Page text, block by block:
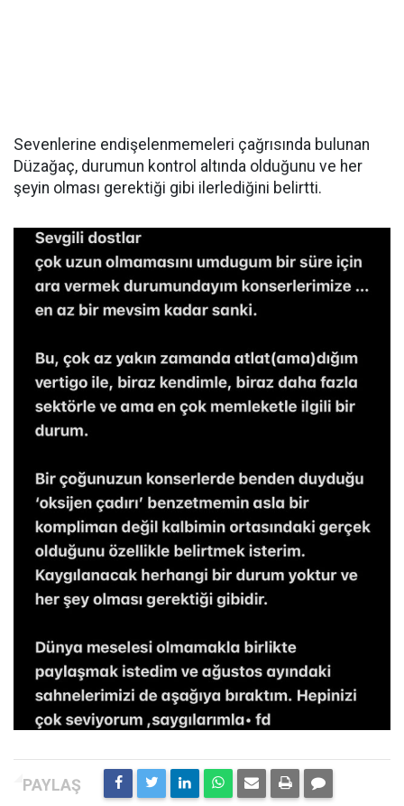
Sevenlerine endişelenmemeleri çağrısında bulunan
Düzağaç, durumun kontrol altında olduğunu ve her
şeyin olması gerektiği gibi ilerlediğini belirtti.